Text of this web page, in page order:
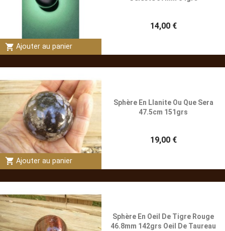
shopping_cart Ajouter au panier
14,00 €
shopping_cart Ajouter au panier
Sphère En Llanite Ou Que Sera
47.5cm 151grs
19,00 €
Sphère En Oeil De Tigre Rouge
46.8mm 142grs Oeil De Taureau